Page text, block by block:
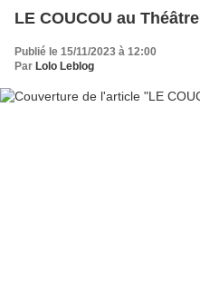
LE COUCOU au
Publié le 15/11/2023 à 12:00
Par Lolo Leblog